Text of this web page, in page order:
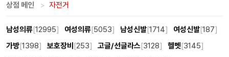
상점 메인 자전거
남성의류[12995] 여성의류[5053] 남성신발[1714] 여성신발[187]
가방[1398] 보호장비 [253] 고글/선글라스[3128] 헬멧[3145]